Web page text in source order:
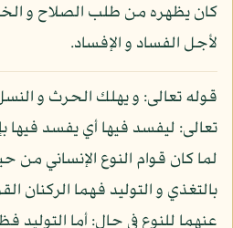
كان يظهره من طلب الصلاح و
لأجل الفساد و الإفساد.
قوله تعالى: و يهلك الحرث و
تعالى: ليفسد فيها أي يفسد فيها
لما كان قوام النوع الإنساني من
بالتغذي و التوليد فهما الركنان
عنهما للنوع في حال: أما التوليد